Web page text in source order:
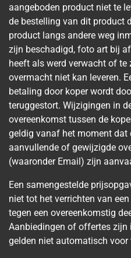
aangeboden product niet te
de bestelling van dit product
product langs andere weg
zijn beschadigd, foto art bij
heeft als werd verwacht of
overmacht niet kan leveren.
betaling door koper wordt
teruggestort. Wijzigingen in
overeenkomst tussen de
geldig vanaf het moment dat
aanvullende of gewijzigde
(waaronder Email) zijn
Een samengestelde
niet tot het verrichten van
tegen een overeenkomstig
Aanbiedingen of offertes zijn
gelden niet automatisch